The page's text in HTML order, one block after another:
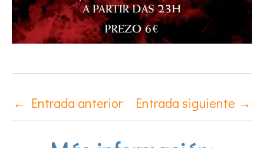
← Entrada anterior Entrada siguiente →